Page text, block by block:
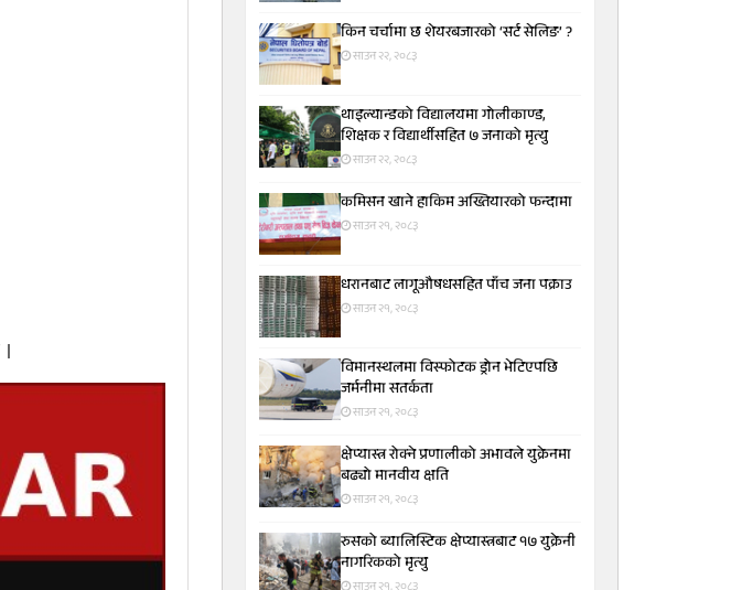
किन चर्चामा छ शेयरबजारको ‘सर्ट सेलिङ’ ?
साउन २२, २०८३
थाइल्यान्डको विद्यालयमा गोलीकाण्ड,
शिक्षक र विद्यार्थीसहित ७ जनाको मृत्यु
साउन २२, २०८३
कमिसन खाने हाकिम अख्तियारको फन्दामा
साउन २१, २०८३
धरानबाट लागूऔषधसहित पाँच जना पक्राउ
साउन २१, २०८३
विमानस्थलमा विस्फोटक ड्रोन भेटिएपछि
जर्मनीमा सतर्कता
साउन २१, २०८३
क्षेप्यास्त्र रोक्ने प्रणालीको अभावले युक्रेनमा
बढ्यो मानवीय क्षति
साउन २१, २०८३
रुसको ब्यालिस्टिक क्षेप्यास्त्रबाट १७ युक्रेनी
नागरिकको मृत्यु